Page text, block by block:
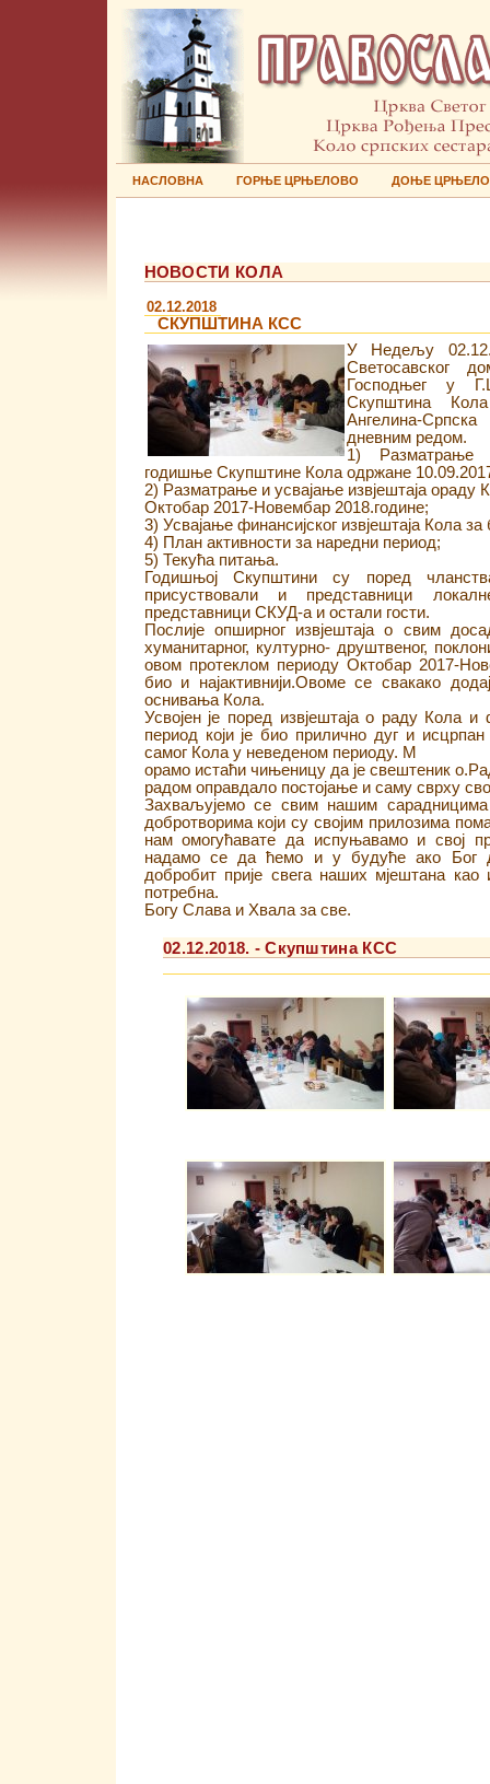
НАСЛОВНА ГОРЊЕ ЦРЊЕЛОВО ДОЊЕ
НОВОСТИ КОЛА
02.12.2018
СКУПШТИНА КСС
У Недељу
Светосавског
Господњег у
Скупштина
Ангелина-
дневним редом.
1) Разматрање
годишње Скупштине Кола одржане
2) Разматрање и усвајање извјештаја ораду
Октобар 2017-Новембар 2018.године;
3) Усвајање финансијског извјештаја Кола
4) План активности за наредни период;
5) Текућа питања.
Годишњој Скупштини су поред
присуствовали и представници
представници СКУД-а и остали гости.
Послије опширног извјештаја о свим
хуманитарног, културно- друштвеног,
овом протеклом периоду Октобар 2017-
био и најактивнији.Овоме се свакако
оснивања Кола.
Усвојен је поред извјештаја о раду Кола и
период који је био прилично дуг и
самог Кола у неведеном периоду. М
орамо истаћи чињеницу да је свештеник
радом оправдало постојање и саму сврху
Захваљујемо се свим нашим
добротворима који су својим прилозима
нам омогућавате да испуњавамо и свој
надамо се да ћемо и у будуће ако Бог
добробит прије свега наших мјештана
потребна.
Богу Слава и Хвала за све.
02.12.2018. - Скупштина КСС